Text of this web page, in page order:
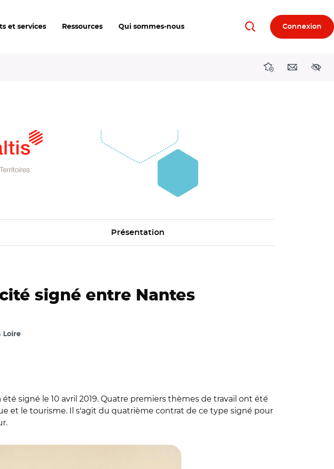
et services Ressources Qui sommes-nous RechercherConnexion
DirectionsContact
Présentation
signé entre Nantes
Loire
signé le 10 avril 2019. Quatre premiers thèmes de travail ont été
et le tourisme. Il s'agit du quatrième contrat de ce type signé pour